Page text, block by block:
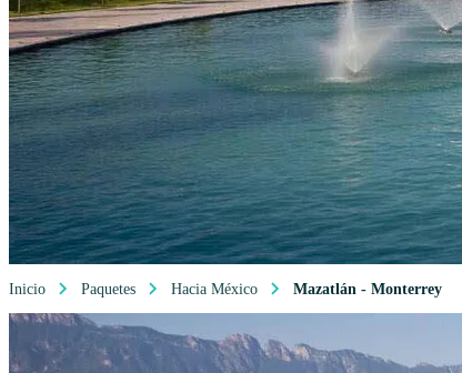
Inicio Paquetes Hacia México Mazatlán - Monterrey